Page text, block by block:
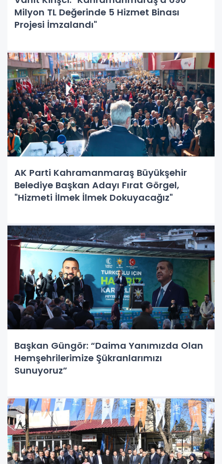
Milyon TL Değerinde 5 Hizmet Binası
Projesi İmzalandı"
AK Parti Kahramanmaraş Büyükşehir
Belediye Başkan Adayı Fırat Görgel,
"Hizmeti İlmek İlmek Dokuyacağız"
Başkan Güngör: “Daima Yanımızda Olan
Hemşehrilerimize Şükranlarımızı
Sunuyoruz”